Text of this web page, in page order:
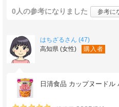
0人の参考になりました 参考に
はちざるさん (47)
高知県 (女性)
購入者
日清食品 カップヌードル